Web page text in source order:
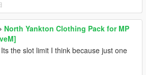
North Yankton Clothing Pack for MP
Its the slot limit I think because just one